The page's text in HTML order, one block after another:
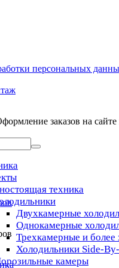
персональных
заказов на
техника
Двухкамерные
Однокамерные
Трехкамерные и более
Холодильники Side-
камеры